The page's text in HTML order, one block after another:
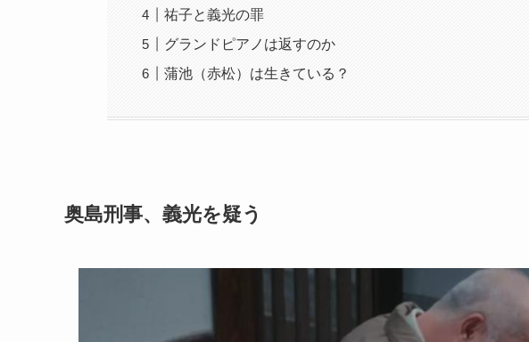
祐子と義光の罪
グランドピアノは返すのか
蒲池（赤松）は生きている？
奥島刑事、義光を疑う